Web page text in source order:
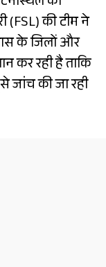
(FSL) की टीम ने
के जिलों और
कर रही है ताकि
की जा रही